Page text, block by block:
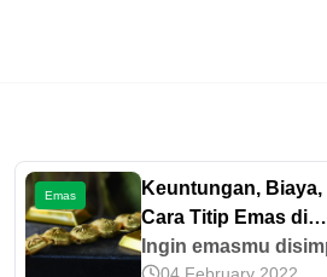
Emas
Keuntungan, Biaya,
Cara Titip Emas di
Pegadaian
Ingin emasmu
04 February 2022